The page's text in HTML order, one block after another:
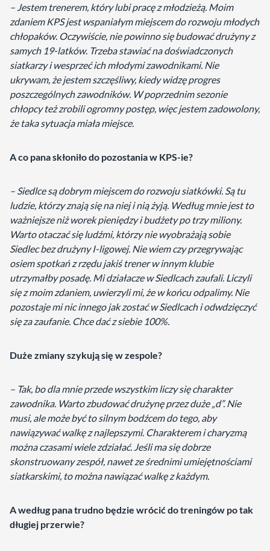
– Jestem trenerem, który lubi pracę z młodzieżą. Moim
zdaniem KPS jest wspaniałym miejscem do rozwoju młodych
chłopaków. Oczywiście, nie powinno się budować drużyny z
samych 19-latków. Trzeba stawiać na doświadczonych
siatkarzy i wesprzeć ich młodymi zawodnikami. Nie
ukrywam, że jestem szczęśliwy, kiedy widzę progres
poszczególnych zawodników. W poprzednim sezonie
chłopcy też zrobili ogromny postęp, więc jestem zadowolony,
że taka sytuacja miała miejsce.
A co pana skłoniło do pozostania w KPS-ie?
– Siedlce są dobrym miejscem do rozwoju siatkówki. Są tu
ludzie, którzy znają się na niej i nią żyją. Według mnie jest to
ważniejsze niż worek pieniędzy i budżety po trzy miliony.
Warto otaczać się ludźmi, którzy nie wyobrażają sobie
Siedlec bez drużyny I-ligowej. Nie wiem czy przegrywając
osiem spotkań z rzędu jakiś trener w innym klubie
utrzymałby posadę. Mi działacze w Siedlcach zaufali. Liczyli
się z moim zdaniem, uwierzyli mi, że w końcu odpalimy. Nie
pozostaje mi nic innego jak zostać w Siedlcach i odwdzięczyć
się za zaufanie. Chce dać z siebie 100%.
Duże zmiany szykują się w zespole?
– Tak, bo dla mnie przede wszystkim liczy się charakter
zawodnika. Warto zbudować drużynę przez duże „d”. Nie
musi, ale może być to silnym bodźcem do tego, aby
nawiązywać walkę z najlepszymi. Charakterem i charyzmą
można czasami wiele zdziałać. Jeśli ma się dobrze
skonstruowany zespół, nawet ze średnimi umiejętnościami
siatkarskimi, to można nawiązać walkę z każdym.
A według pana trudno będzie wrócić do treningów po tak
długiej przerwie?